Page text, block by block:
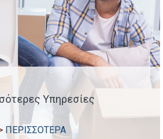
Υπηρεσίες
ΠΕΡΙΣΣΟΤΕΡΑ